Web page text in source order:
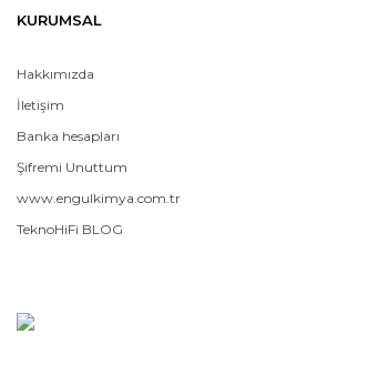
KURUMSAL
Hakkımızda
İletişim
Banka hesapları
Şifremi Unuttum
www.engulkimya.com.tr
TeknoHiFi BLOG